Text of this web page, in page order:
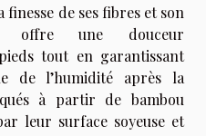
de ses fibres et son
offre une douceur
tout en garantissant
de l’humidité après la
à partir de bambou
leur surface soyeuse et